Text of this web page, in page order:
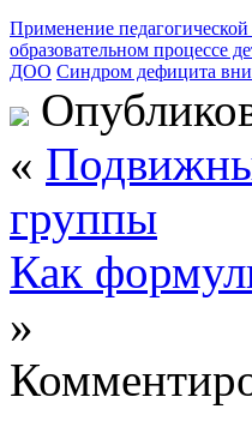
Применение
образовательном процессе
ДОО Синдром дефицита
«
группы
Как
»